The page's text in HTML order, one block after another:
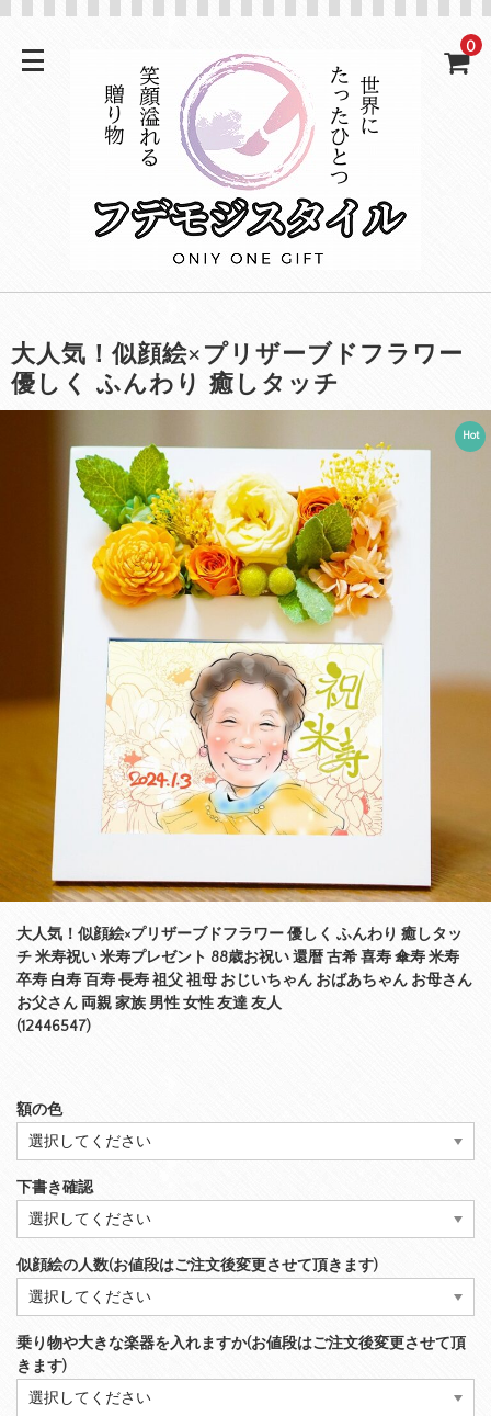
0
大人気！似顔絵×プリザーブドフラワー
優しく ふんわり 癒しタッチ
Hot
大人気！似顔絵×プリザーブドフラワー 優しく ふんわり 癒しタッ
チ 米寿祝い 米寿プレゼント 88歳お祝い 還暦 古希 喜寿 傘寿 米寿
卒寿 白寿 百寿 長寿 祖父 祖母 おじいちゃん おばあちゃん お母さん
お父さん 両親 家族 男性 女性 友達 友人
(12446547)
額の色
下書き確認
似顔絵の人数(お値段はご注文後変更させて頂きます)
乗り物や大きな楽器を入れますか(お値段はご注文後変更させて頂
きます)